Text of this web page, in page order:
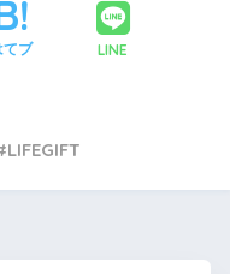
てブ LINE
LIFEGIFT